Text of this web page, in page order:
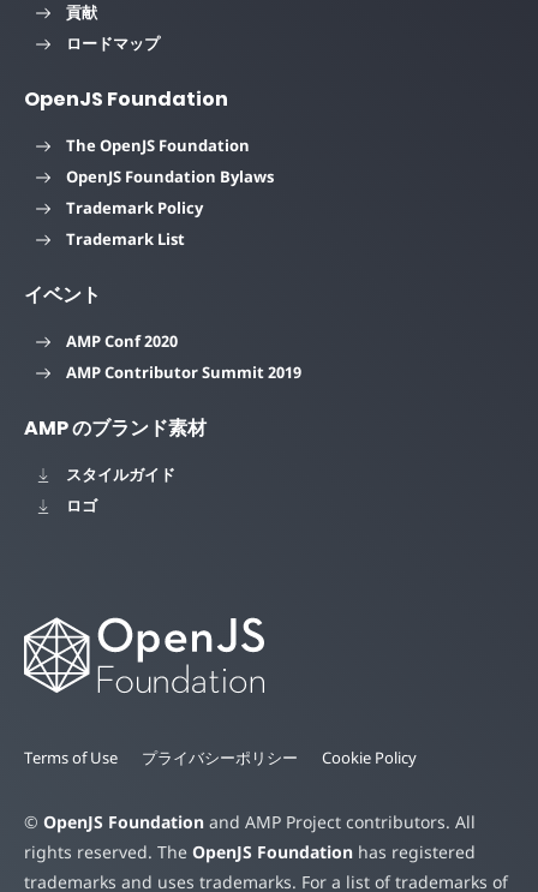
貢献
ロードマップ
OpenJS Foundation
The OpenJS Foundation
OpenJS Foundation Bylaws
Trademark Policy
Trademark List
イベント
AMP Conf 2020
AMP Contributor Summit 2019
AMP のブランド素材
スタイルガイド
ロゴ
Terms of Use プライバシーポリシー Cookie Policy
© OpenJS Foundation and AMP Project contributors. All
rights reserved. The OpenJS Foundation has registered
trademarks and uses trademarks. For a list of trademarks of